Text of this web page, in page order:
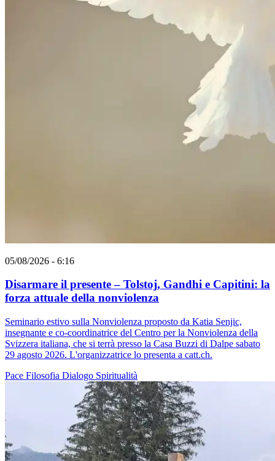
05/08/2026 - 6:16
Disarmare il presente – Tolstoj, Gandhi e Capitini: la
forza attuale della nonviolenza
Seminario estivo sulla Nonviolenza proposto da Katia Senjic,
insegnante e co-coordinatrice del Centro per la Nonviolenza della
Svizzera italiana, che si terrà presso la Casa Buzzi di Dalpe sabato
29 agosto 2026. L'organizzatrice lo presenta a catt.ch.
Pace Filosofia Dialogo Spiritualità